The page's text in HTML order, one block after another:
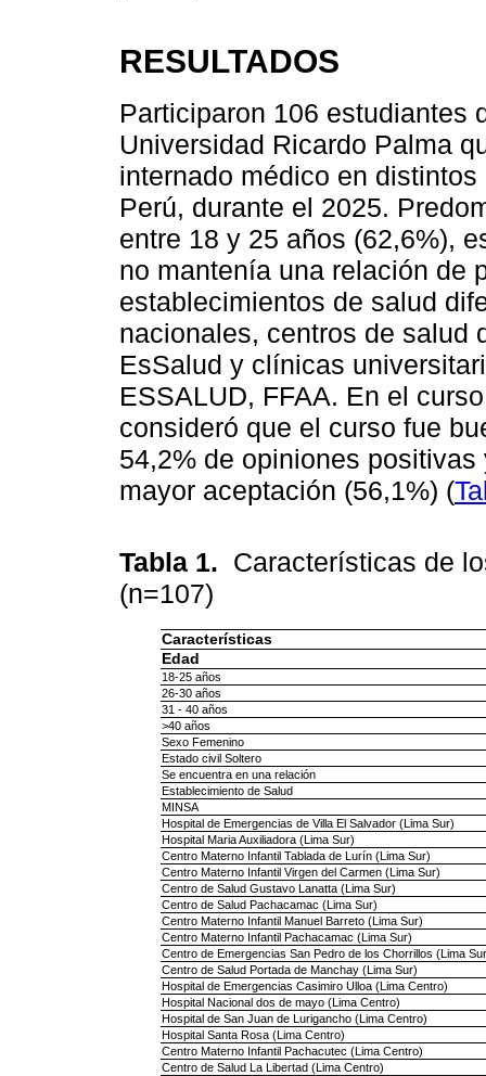
RESULTADOS
Participaron 106 estudiantes
Universidad Ricardo Palma
internado médico en
Perú, durante el 2025.
entre 18 y 25 años (62,6%),
no mantenía una relación de
establecimientos de salud
nacionales, centros de salud
EsSalud y clínicas
ESSALUD, FFAA. En el
consideró que el curso fue
54,2% de opiniones
mayor aceptación (56,1%) (
Tabla 1. Características de
(n=107)
Características
Edad
18-25 años
26-30 años
31 - 40 años
>40 años
Sexo Femenino
Estado civil Soltero
Se encuentra en una relación
Establecimiento de Salud
MINSA
Hospital de Emergencias de Villa El Salvador (Lima Sur)
Hospital Maria Auxiliadora (Lima Sur)
Centro Materno Infantil Tablada de Lurín (Lima Sur)
Centro Materno Infantil Virgen del Carmen (Lima Sur)
Centro de Salud Gustavo Lanatta (Lima Sur)
Centro de Salud Pachacamac (Lima Sur)
Centro Materno Infantil Manuel Barreto (Lima Sur)
Centro Materno Infantil Pachacamac (Lima Sur)
Centro de Emergencias San Pedro de los Chorrillos (Lima
Centro de Salud Portada de Manchay (Lima Sur)
Hospital de Emergencias Casimiro Ulloa (Lima Centro)
Hospital Nacional dos de mayo (Lima Centro)
Hospital de San Juan de Lurigancho (Lima Centro)
Hospital Santa Rosa (Lima Centro)
Centro Materno Infantil Pachacutec (Lima Centro)
Centro de Salud La Libertad (Lima Centro)